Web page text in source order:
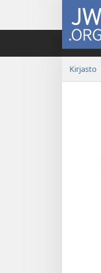
JW.ORG
Kirjasto